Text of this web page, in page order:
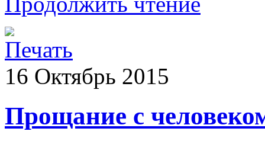
16 Октябрь 2015
Прощание с